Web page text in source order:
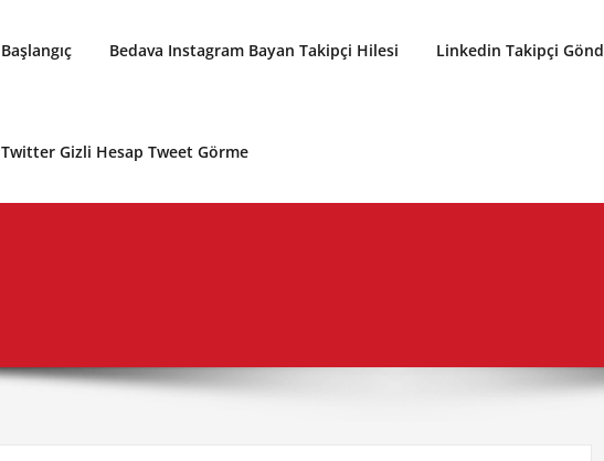
Başlangıç Bedava Instagram Bayan Takipçi Hilesi Linkedin Takipçi
Twitter Gizli Hesap Tweet Görme